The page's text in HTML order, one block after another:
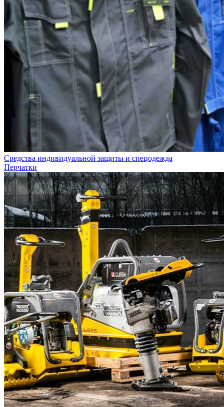
Средства индивидуальной защиты и спецодежда
Перчатки